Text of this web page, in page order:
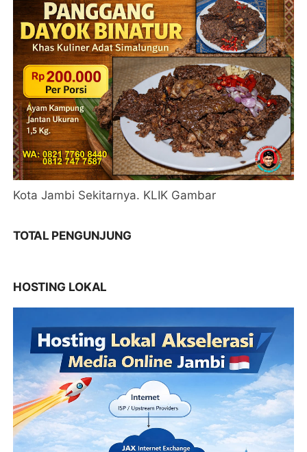
Kota Jambi Sekitarnya. KLIK Gambar
TOTAL PENGUNJUNG
HOSTING LOKAL